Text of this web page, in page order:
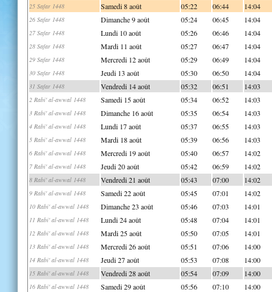
25 Safar 1448 Samedi 8 août 05:22 06:44 14:04
26 Safar 1448 Dimanche 9 août 05:24 06:45 14:04
27 Safar 1448 Lundi 10 août 05:26 06:46 14:04
28 Safar 1448 Mardi 11 août 05:27 06:47 14:04
29 Safar 1448 Mercredi 12 août 05:29 06:49 14:04
30 Safar 1448 Jeudi 13 août 05:30 06:50 14:04
31 Safar 1448 Vendredi 14 août 05:32 06:51 14:03
2 Rabi' al-awwal 1448 Samedi 15 août 05:34 06:52 14:03
3 Rabi' al-awwal 1448 Dimanche 16 août 05:35 06:54 14:03
4 Rabi' al-awwal 1448 Lundi 17 août 05:37 06:55 14:03
5 Rabi' al-awwal 1448 Mardi 18 août 05:39 06:56 14:03
6 Rabi' al-awwal 1448 Mercredi 19 août 05:40 06:57 14:02
7 Rabi' al-awwal 1448 Jeudi 20 août 05:42 06:59 14:02
8 Rabi' al-awwal 1448 Vendredi 21 août 05:43 07:00 14:02
9 Rabi' al-awwal 1448 Samedi 22 août 05:45 07:01 14:02
10 Rabi' al-awwal 1448 Dimanche 23 août 05:46 07:03 14:01
11 Rabi' al-awwal 1448 Lundi 24 août 05:48 07:04 14:01
12 Rabi' al-awwal 1448 Mardi 25 août 05:50 07:05 14:01
13 Rabi' al-awwal 1448 Mercredi 26 août 05:51 07:06 14:00
14 Rabi' al-awwal 1448 Jeudi 27 août 05:53 07:08 14:00
15 Rabi' al-awwal 1448 Vendredi 28 août 05:54 07:09 14:00
16 Rabi' al-awwal 1448 Samedi 29 août 05:56 07:10 14:00